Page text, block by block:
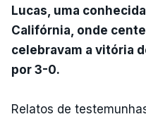
Lucas, uma
Califórnia, onde
celebravam a vitória
por 3-0.
Relatos de